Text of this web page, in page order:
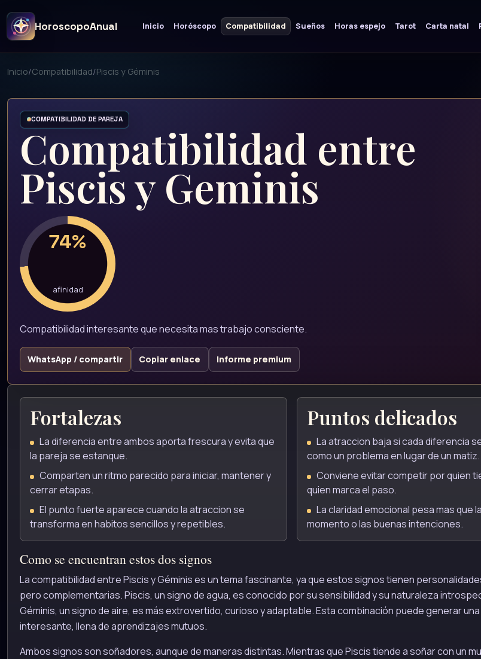
HoroscopoAnual Inicio Horóscopo Compatibilidad Sueños Horas espejo Tarot Carta natal
Inicio/Compatibilidad/Piscis y Géminis
COMPATIBILIDAD DE PAREJA
Compatibilidad entre
Piscis y Geminis
74%
afinidad
Compatibilidad interesante que necesita mas trabajo consciente.
WhatsApp / compartir Copiar enlace Informe premium
Fortalezas
La diferencia entre ambos aporta frescura y evita que
la pareja se estanque.
Comparten un ritmo parecido para iniciar, mantener y
cerrar etapas.
El punto fuerte aparece cuando la atraccion se
transforma en habitos sencillos y repetibles.
Puntos delicados
La atraccion baja si cada diferencia
como un problema en lugar de un matiz.
Conviene evitar competir por quien
quien marca el paso.
La claridad emocional pesa mas que
momento o las buenas intenciones.
Como se encuentran estos dos signos
La compatibilidad entre Piscis y Géminis es un tema fascinante, ya que estos signos tienen
pero complementarias. Piscis, un signo de agua, es conocido por su sensibilidad y su naturaleza
Géminis, un signo de aire, es más extrovertido, curioso y adaptable. Esta combinación puede generar
interesante, llena de aprendizajes mutuos.
Ambos signos son soñadores, aunque de maneras distintas. Mientras que Piscis tiende a soñar con un